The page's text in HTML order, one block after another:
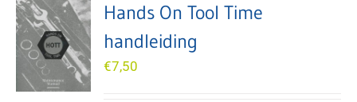
Hands On Tool Time
handleiding
€7,50